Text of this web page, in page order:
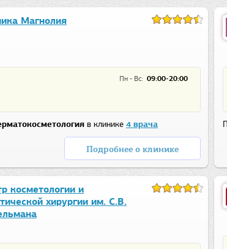
Магнолия
Пн - Вс: 09:00-20:00
в клинике 4 врача
Подробнее о клинике
косметологии и
хирургии им. С.В.